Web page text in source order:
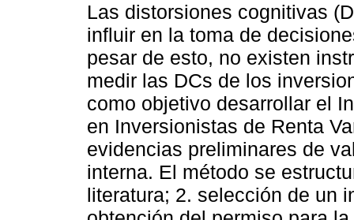
Las distorsiones cognitivas
influir en la toma de
pesar de esto, no existen
medir las DCs de los
como objetivo desarrollar el
en Inversionistas de Renta
evidencias preliminares de
interna. El método se
literatura; 2. selección de un